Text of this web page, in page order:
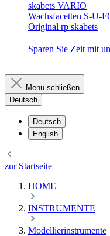
skabets VARIO
Wachsfacetten S-U-
Original rp skabets
Sparen Sie Zeit mit
Menü schließen
Deutsch
Deutsch
English
zur Startseite
HOME
INSTRUMENTE
Modellierinstrumente